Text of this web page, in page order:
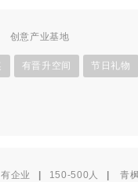
创意产业基地
有晋升空间 节日礼物
企业 150-500人 青